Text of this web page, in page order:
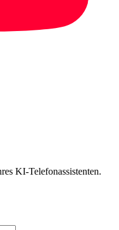
KI-Telefonassistenten.